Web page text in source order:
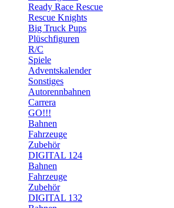
Ready Race Rescue
Rescue Knights
Big Truck Pups
Plüschfiguren
R/C
Spiele
Adventskalender
Sonstiges
Autorennbahnen
Carrera
GO!!!
Bahnen
Fahrzeuge
Zubehör
DIGITAL 124
Bahnen
Fahrzeuge
Zubehör
DIGITAL 132